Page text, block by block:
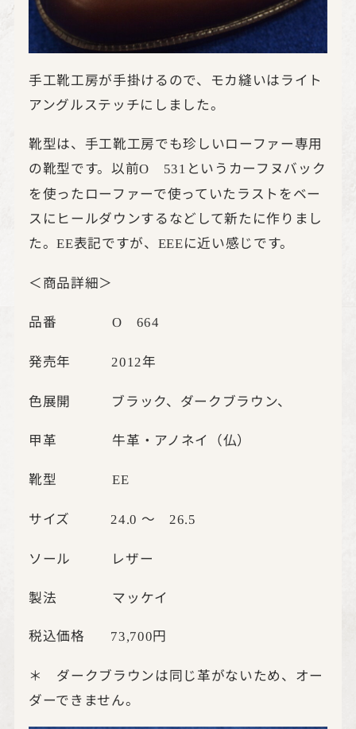
手工靴工房が手掛けるので、モカ縫いはライト
アングルステッチにしました。
靴型は、手工靴工房でも珍しいローファー専用
の靴型です。以前O 531 というカーフヌバック
を使ったローファーで使っていたラストをベー
スにヒールダウンするなどして新たに作りまし
た。EE表記ですが、 EEEに近い感じです。
＜商品詳細＞
品番 O 664
発売年 2012年
色展開 ブラック、ダークブラウン、
甲革 牛革・アノネイ（仏）
靴型 EE
サイズ 24.0 ～ 26.5
ソール レザー
製法 マッケイ
税込価格 73,700円
＊ ダークブラウンは同じ革がないため、オー
ダーできません。